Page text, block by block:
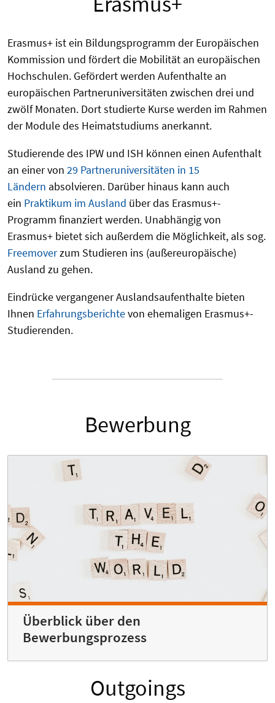
Erasmus+ ist ein Bildungsprogramm der Europäischen
Kommission und fördert die Mobilität an europäischen
Hochschulen. Gefördert werden Aufenthalte an
europäischen Partneruniversitäten zwischen drei und
zwölf Monaten. Dort studierte Kurse werden im Rahmen
der Module des Heimatstudiums anerkannt.
Studierende des IPW und ISH können einen Aufenthalt
an einer von 29 Partneruniversitäten in 15
Ländern absolvieren. Darüber hinaus kann auch
ein Praktikum im Ausland über das Erasmus+-
Programm finanziert werden. Unabhängig von
Erasmus+ bietet sich außerdem die Möglichkeit, als sog.
Freemoverzum Studieren ins (außereuropäische)
Ausland zu gehen.
Eindrücke vergangener Auslandsaufenthalte bieten
Ihnen Erfahrungsberichtevon ehemaligen Erasmus+-
Studierenden.
Bewerbung
Überblick über den
Bewerbungsprozess
Outgoings